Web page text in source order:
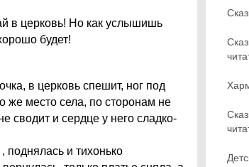
в церковь! Но как услышишь
будет!
в церковь спешит, ног под
же место села, по сторонам не
сводит и сердце у него сладко-
поднялась и тихонько